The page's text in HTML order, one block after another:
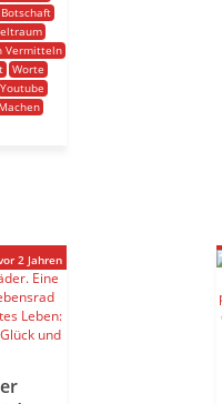
Vermitteln
Worte
Youtube
2 Jahren